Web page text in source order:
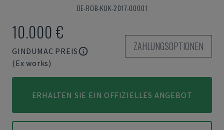
DE-ROB-KUK-2017-00001
10.000 €
GINDUMAC PREIS
(Ex works)
ZAHLUNGSOPTIONEN
ERHALTEN SIE EIN OFFIZIELLES ANGEBOT